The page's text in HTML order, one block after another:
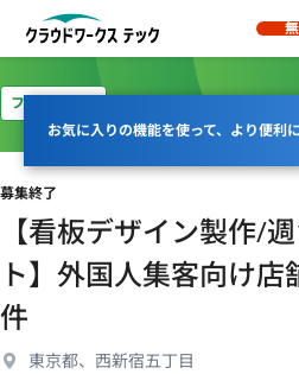
お気に入りの機能を使って、より便利
フルリモート
募集終了
【看板デザイン製作/
ト】外国人集客向け
件
東京都、西新宿五丁目